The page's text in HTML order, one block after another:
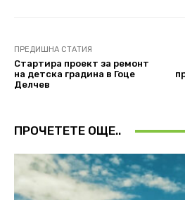
ПРЕДИШНА СТАТИЯ
Стартира проект за ремонт
на детска градина в Гоце
Делчев
ПРОЧЕТЕТЕ ОЩЕ..